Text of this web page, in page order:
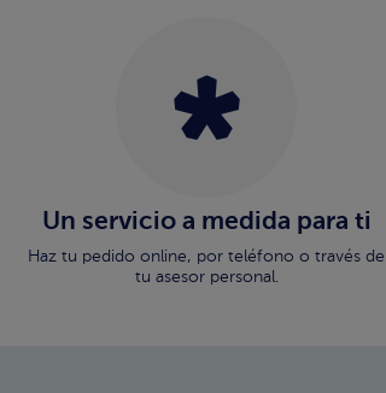
Un servicio a medida para ti
Haz tu pedido online, por teléfono o través de
tu asesor personal.